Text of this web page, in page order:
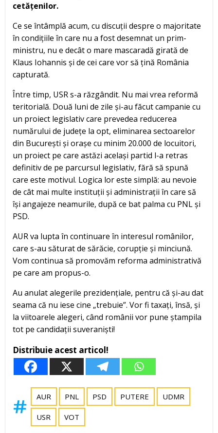
cetățenilor.
Ce se întâmplă acum, cu discuții despre o majoritate
în condițiile în care nu a fost desemnat un prim-
ministru, nu e decât o mare mascaradă girată de
Klaus Iohannis și de cei care vor să țină România
capturată.
Între timp, USR s-a răzgândit. Nu mai vrea reformă
teritorială. Două luni de zile și-au făcut campanie cu
un proiect legislativ care prevedea reducerea
numărului de județe la opt, eliminarea sectoarelor
din București și orașe cu minim 20.000 de locuitori,
un proiect pe care astăzi același partid l-a retras
definitiv de pe parcursul legislativ, fără să spună
care este motivul. Logica lor este simplă: au nevoie
de cât mai multe instituții și administrații în care să
își angajeze neamurile, după ce bat palma cu PNL și
PSD.
AUR va lupta în continuare în interesul românilor,
care s-au săturat de sărăcie, corupție și minciună.
Vom continua să promovăm reforma administrativă
pe care am propus-o.
Au anulat alegerile prezidențiale, pentru că și-au dat
seama că nu iese cine „trebuie”. Vor fi taxați, însă, și
la viitoarele alegeri, când românii vor pune ștampila
tot pe candidații suveraniști!
Distribuie acest articol!
AUR PNL PSD PUTERE UDMR
USR VOT